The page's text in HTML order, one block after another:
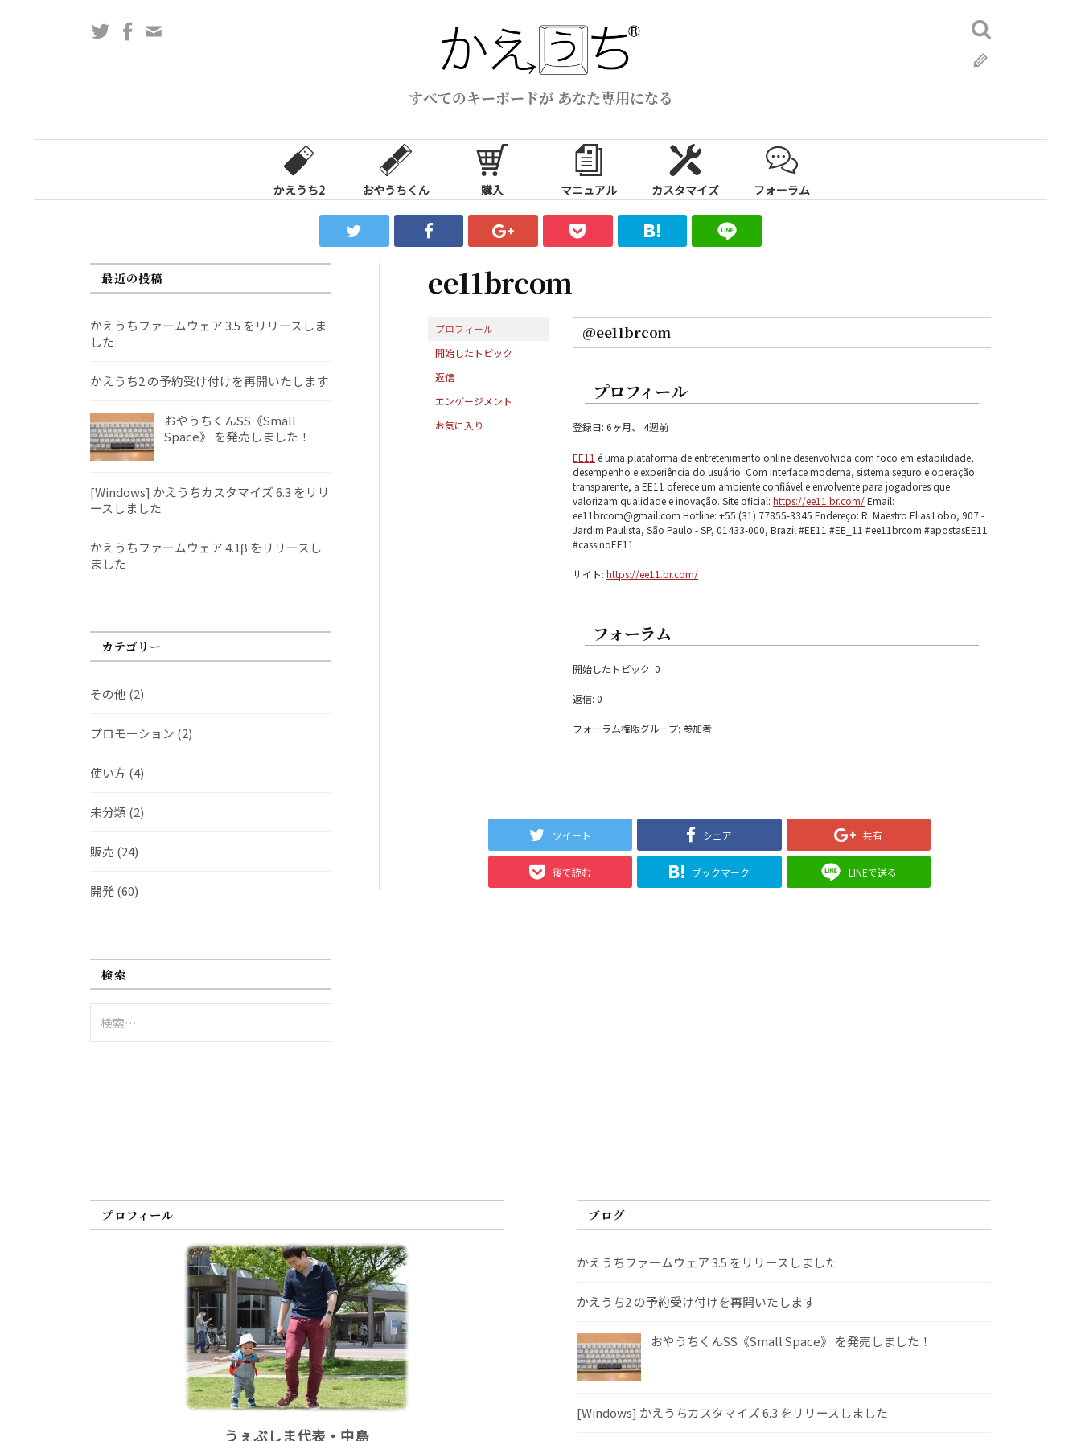
ス
すべてのキーボードが あなた専用になる
TwitterFacebook
検
索:
かえうち2 おやうちくん 購入 マニュアル カスタマイズ フォーラム
ee11brcom
プロフィール
開始したトピック
返信
エンゲージメント
お気に入り
@ee11brcom
プロフィール
登録日: 6ヶ月、 4週前
EE11 é uma plataforma de entretenimento online desenvolvida com foco em estabilidade,
desempenho e experiência do usuário. Com interface moderna, sistema seguro e operação
transparente, a EE11 oferece um ambiente confiável e envolvente para jogadores que
valorizam qualidade e inovação. Site oficial: https://ee11.br.com/Email:
ee11brcom@gmail.com Hotline: +55 (31) 77855-3345 Endereço: R. Maestro Elias Lobo, 907 -
Jardim Paulista, São Paulo - SP, 01433-000, Brazil #EE11 #EE_11 #ee11brcom #apostasEE11
#cassinoEE11
サイト: https://ee11.br.com/
フォーラム
開始したトピック: 0
返信: 0
フォーラム権限グループ: 参加者
ツイート シェア 共有
後で読む ブックマーク LINEで送る
最近の投稿
かえうちファームウェア 3.5 をリリースしま
した
かえうち2 の予約受け付けを再開いたします
おやうちくんSS《Small
Space》 を発売しました！
[Windows] かえうちカスタマイズ 6.3 をリリ
ースしました
かえうちファームウェア 4.1β をリリースし
ました
カテゴリー
その他 (2)
プロモーション (2)
使い方 (4)
未分類 (2)
販売 (24)
開発(60)
検索
索:
プロフィール
うぇぶしま代表・中島
ブログ
かえうちファームウェア 3.5 をリリースしました
かえうち2 の予約受け付けを再開いたします
おやうちくんSS《Small Space》 を発売しました！
[Windows] かえうちカスタマイズ 6.3 をリリースしました